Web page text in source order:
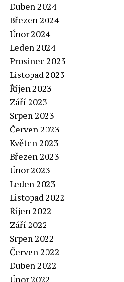
Duben 2024
Březen 2024
Únor 2024
Leden 2024
Prosinec 2023
Listopad 2023
Říjen 2023
Září 2023
Srpen 2023
Červen 2023
Květen 2023
Březen 2023
Únor 2023
Leden 2023
Listopad 2022
Říjen 2022
Září 2022
Srpen 2022
Červen 2022
Duben 2022
Únor 2022